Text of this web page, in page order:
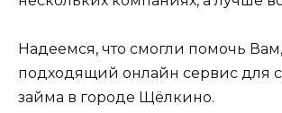
Надеемся, что смогли помочь
подходящий онлайн сервис для
займа в городе Щёлкино.